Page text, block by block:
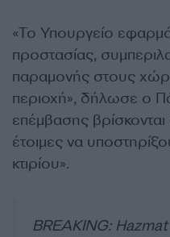
«Το Υπουργείο
προστασίας,
παραμονής στους
περιοχή», δήλωσε ο
επέμβασης βρίσκονται
έτοιμες να
κτιρίου».
BREAKING: